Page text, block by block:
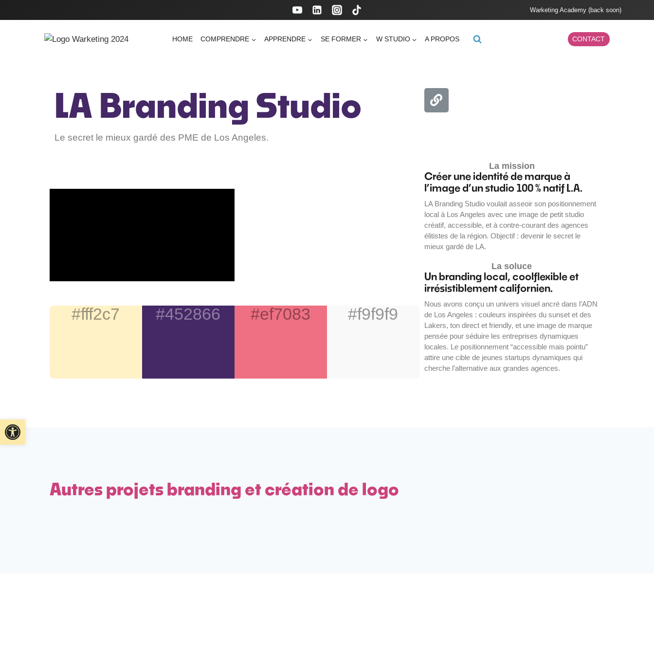
Warketing Academy (back soon)
HOME COMPRENDRE APPRENDRE SE FORMER W STUDIO A PROPOS CONTACT
LA Branding Studio
Le secret le mieux gardé des PME de Los Angeles.
#fff2c7 #452866 #ef7083 #f9f9f9
La mission
Créer une identité de marque à
l’image d’un studio 100 % natif L.A.
LA Branding Studio voulait asseoir son positionnement
local à Los Angeles avec une image de petit studio
créatif, accessible, et à contre-courant des agences
élitistes de la région. Objectif : devenir le secret le
mieux gardé de LA.
La soluce
Un branding local, coolflexible et
irrésistiblement californien.
Nous avons conçu un univers visuel ancré dans l’ADN
de Los Angeles : couleurs inspirées du sunset et des
Lakers, ton direct et friendly, et une image de marque
pensée pour séduire les entreprises dynamiques
locales. Le positionnement “accessible mais pointu”
attire une cible de jeunes startups dynamiques qui
cherche l’alternative aux grandes agences.
Autres projets branding et création de logo
Ouvrir la barre d’outils